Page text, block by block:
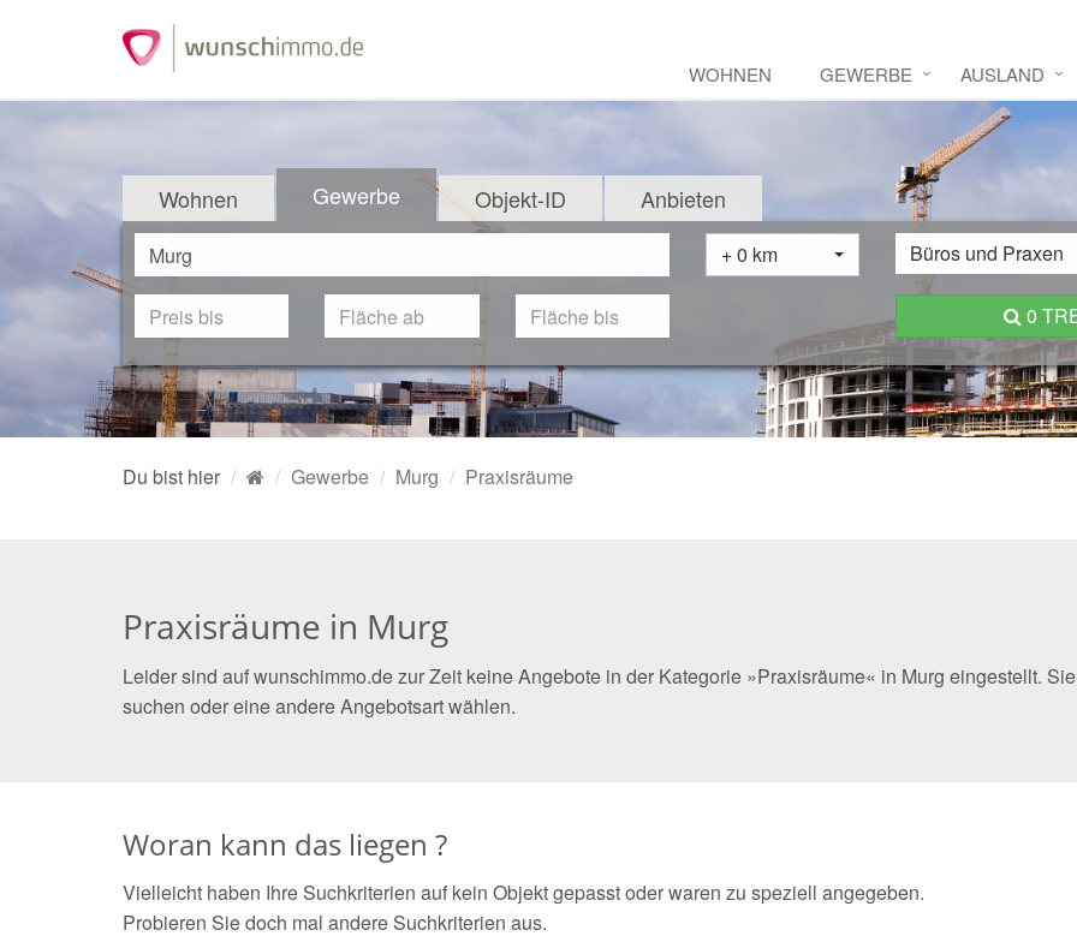
WOHNEN GEWERBE AUSLAND
Wohnen Gewerbe Objekt-ID Anbieten
+ 0 km Büros und Praxen
0
Du bist hier Gewerbe Murg Praxisräume
Praxisräume in Murg
Leider sind auf wunschimmo.de zur Zeit keine Angebote in der Kategorie »Praxisräume« in Murg eingestellt.
suchen oder eine andere Angebotsart wählen.
Woran kann das liegen ?
Vielleicht haben Ihre Suchkriterien auf kein Objekt gepasst oder waren zu speziell angegeben.
Probieren Sie doch mal andere Suchkriterien aus.